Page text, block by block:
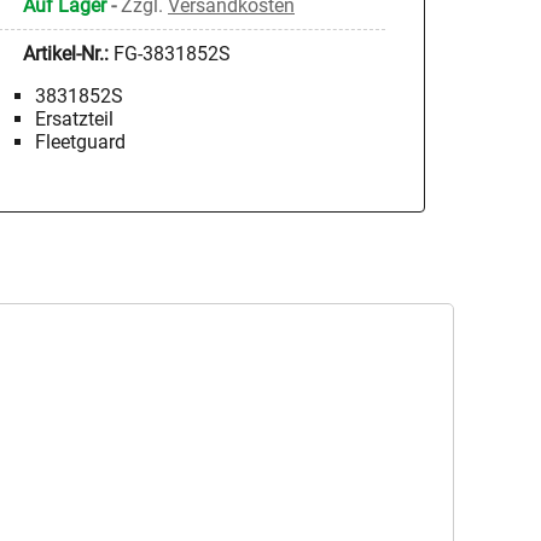
Auf Lager-Zzgl. Versandkosten
Artikel-Nr.: FG-3831852S
3831852S
Ersatzteil
Fleetguard